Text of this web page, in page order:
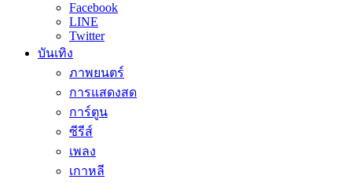
Facebook
LINE
Twitter
บันเทิง
ภาพยนตร์
การแสดงสด
การ์ตูน
ซีรีส์
เพลง
เกาหลี